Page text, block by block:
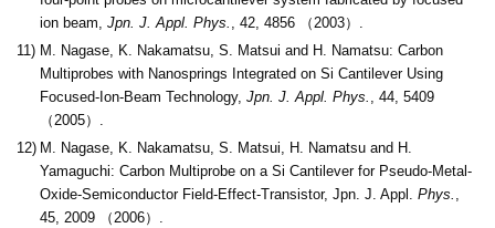
ion beam,Jpn. J. Appl. Phys.
, 42, 4856 （2003）.
11) M. Nagase, K. Nakamatsu, S. Matsui and H. Namatsu: Carbon
Multiprobes with Nanosprings Integrated on Si Cantilever Using
Focused-Ion-Beam Technology,Jpn. J. Appl. Phys. , 44, 5409
（2005）.
12) M. Nagase, K. Nakamatsu, S. Matsui, H. Namatsu and H.
Yamaguchi: Carbon Multiprobe on a Si Cantilever for Pseudo-Metal-
Oxide-Semiconductor Field-Effect-Transistor, Jpn. J. Appl.Phys. ,
45, 2009 （2006）.